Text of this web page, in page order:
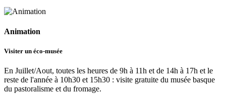
Animation
Visiter un éco-musée
En Juillet/Aout, toutes les heures de 9h à 11h et de 14h à 17h et le
reste de l'année à 10h30 et 15h30 : visite gratuite du musée basque
du pastoralisme et du fromage.